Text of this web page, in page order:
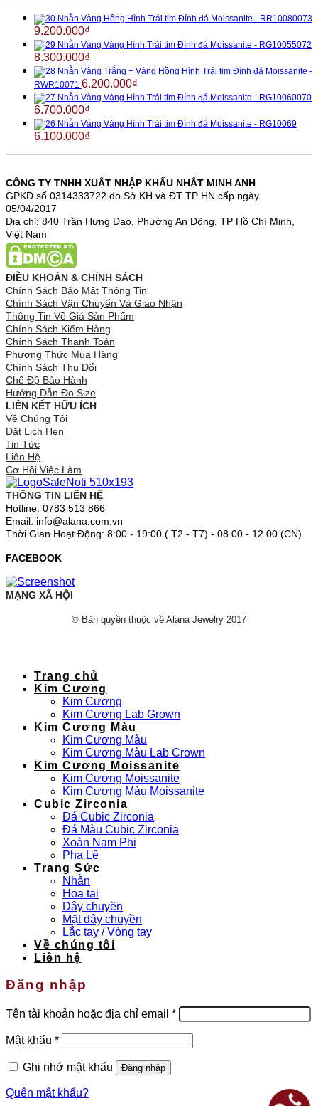
Nhẫn Vàng Hồng Hình Trái tim Đính đá Moissanite - RR10080073
9.200.000₫
Nhẫn Vàng Vàng Hình Trái tim Đính đá Moissanite - RG10055072
8.300.000₫
Nhẫn Vàng Trắng + Vàng Hồng Hình Trái tim Đính đá Moissanite -
RWR10071 6.200.000₫
Nhẫn Vàng Vàng Hình Trái tim Đính đá Moissanite - RG10060070
6.700.000₫
Nhẫn Vàng Vàng Hình Trái tim Đính đá Moissanite - RG10069
6.100.000₫
CÔNG TY TNHH XUẤT NHẬP KHẨU NHẤT MINH ANH
GPKD số 0314333722 do Sở KH và ĐT TP HN cấp ngày
05/04/2017
Địa chỉ: 840 Trần Hưng Đạo, Phường An Đông, TP Hồ Chí Minh,
Việt Nam
ĐIỀU KHOẢN & CHÍNH SÁCH
Chính Sách Bảo Mật Thông Tin
Chính Sách Vận Chuyển Và Giao Nhận
Thông Tin Về Giá Sản Phẩm
Chính Sách Kiểm Hàng
Chính Sách Thanh Toán
Phương Thức Mua Hàng
Chính Sách Thu Đổi
Chế Độ Bảo Hành
Hướng Dẫn Đo Size
LIÊN KẾT HỮU ÍCH
Về Chúng Tôi
Đặt Lịch Hẹn
Tin Tức
Liên Hệ
Cơ Hội Việc Làm
THÔNG TIN LIÊN HỆ
Hotline: 0783 513 866
Email: info@alana.com.vn
Thời Gian Hoạt Động: 8:00 - 19:00 ( T2 - T7) - 08.00 - 12.00 (CN)
FACEBOOK
MẠNG XÃ HỘI
© Bản quyền thuộc về Alana Jewelry 2017
Trang chủ
Kim Cương
Kim Cương
Kim Cương Lab Grown
Kim Cương Màu
Kim Cương Màu
Kim Cương Màu Lab Crown
Kim Cương Moissanite
Kim Cương Moissanite
Kim Cương Màu Moissanite
Cubic Zirconia
Đá Cubic Zirconia
Đá Màu Cubic Zirconia
Xoàn Nam Phi
Pha Lê
Trang Sức
Nhẫn
Hoa tai
Dây chuyền
Mặt dây chuyền
Lắc tay / Vòng tay
Về chúng tôi
Liên hệ
Đăng nhập
Tên tài khoản hoặc địa chỉ email *Bắt
buộc
Mật khẩu *Bắt
buộc
Ghi nhớ mật khẩu
Đăng nhập
Quên mật khẩu?